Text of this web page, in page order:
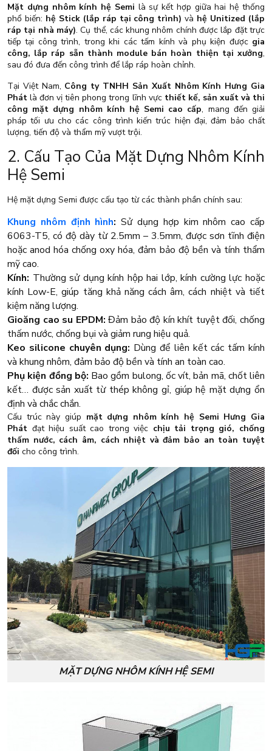
Mặt dựng nhôm kính hệ Semi là sự kết hợp giữa hai hệ thống
phổ biến: hệ Stick (lắp ráp tại công trình) và hệ Unitized (lắp
ráp tại nhà máy). Cụ thể, các khung nhôm chính được lắp đặt trực
tiếp tại công trình, trong khi các tấm kính và phụ kiện được gia
công, lắp ráp sẵn thành module bán hoàn thiện tại xưởng,
sau đó đưa đến công trình để lắp ráp hoàn chỉnh.
Tại Việt Nam, Công ty TNHH Sản Xuất Nhôm Kính Hưng Gia
Phát là đơn vị tiên phong trong lĩnh vực thiết kế, sản xuất và thi
công mặt dựng nhôm kính hệ Semi cao cấp, mang đến giải
pháp tối ưu cho các công trình kiến trúc hiện đại, đảm bảo chất
lượng, tiến độ và thẩm mỹ vượt trội.
2. Cấu Tạo Của Mặt Dựng Nhôm Kính
Hệ Semi
Hệ mặt dựng Semi được cấu tạo từ các thành phần chính sau:
Khung nhôm định hình: Sử dụng hợp kim nhôm cao cấp
6063-T5, có độ dày từ 2.5mm – 3.5mm, được sơn tĩnh điện
hoặc anod hóa chống oxy hóa, đảm bảo độ bền và tính thẩm
mỹ cao.
Kính: Thường sử dụng kính hộp hai lớp, kính cường lực hoặc
kính Low-E, giúp tăng khả năng cách âm, cách nhiệt và tiết
kiệm năng lượng.
Gioăng cao su EPDM: Đảm bảo độ kín khít tuyệt đối, chống
thấm nước, chống bụi và giảm rung hiệu quả.
Keo silicone chuyên dụng: Dùng để liên kết các tấm kính
và khung nhôm, đảm bảo độ bền và tính an toàn cao.
Phụ kiện đồng bộ: Bao gồm bulong, ốc vít, bản mã, chốt liên
kết… được sản xuất từ thép không gỉ, giúp hệ mặt dựng ổn
định và chắc chắn.
Cấu trúc này giúp mặt dựng nhôm kính hệ Semi Hưng Gia
Phát đạt hiệu suất cao trong việc chịu tải trọng gió, chống
thấm nước, cách âm, cách nhiệt và đảm bảo an toàn tuyệt
đối cho công trình.
MẶT DỰNG NHÔM KÍNH HỆ SEMI